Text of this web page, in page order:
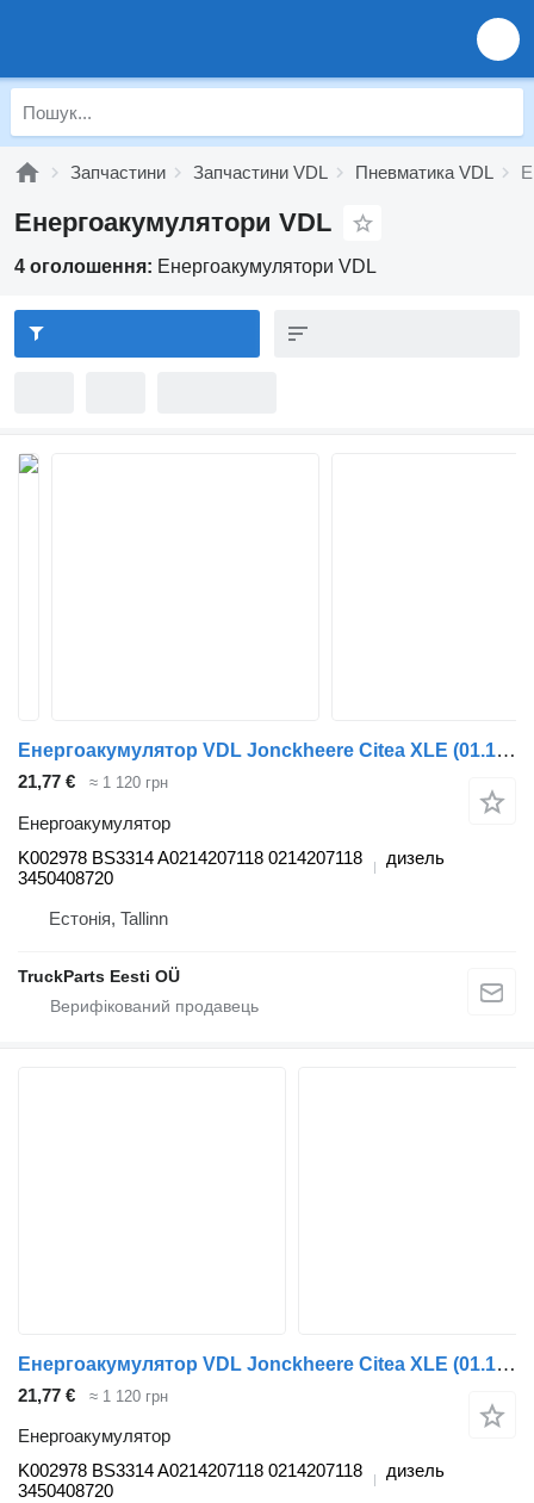
Запчастини Запчастини VDL Пневматика VDL
Енергоакумулятори VDL
4 оголошення: Енергоакумулятори VDL
Енергоакумулятор VDL Jonckheere Citea XLE (01.12-) K002978 BS3314 до автобуса VDL Jonckheere Transit 2000 (2005-2013)
21,77 € ≈ 1 120 грн
Енергоакумулятор
K002978 BS3314 A0214207118 0214207118
3450408720
дизель
Естонія, Tallinn
TruckParts Eesti OÜ
Енергоакумулятор VDL Jonckheere Citea XLE (01.12-) K002978 BS3314 до автобуса VDL Jonckheere Transit 2000 (2005-2013)
21,77 € ≈ 1 120 грн
Енергоакумулятор
K002978 BS3314 A0214207118 0214207118
3450408720
дизель